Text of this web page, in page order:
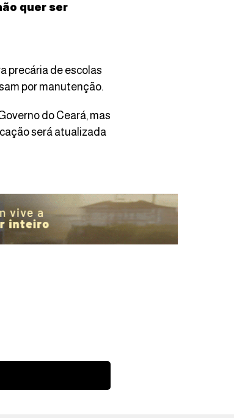
quer ser
precária de escolas
por manutenção.
do Ceará, mas
será atualizada